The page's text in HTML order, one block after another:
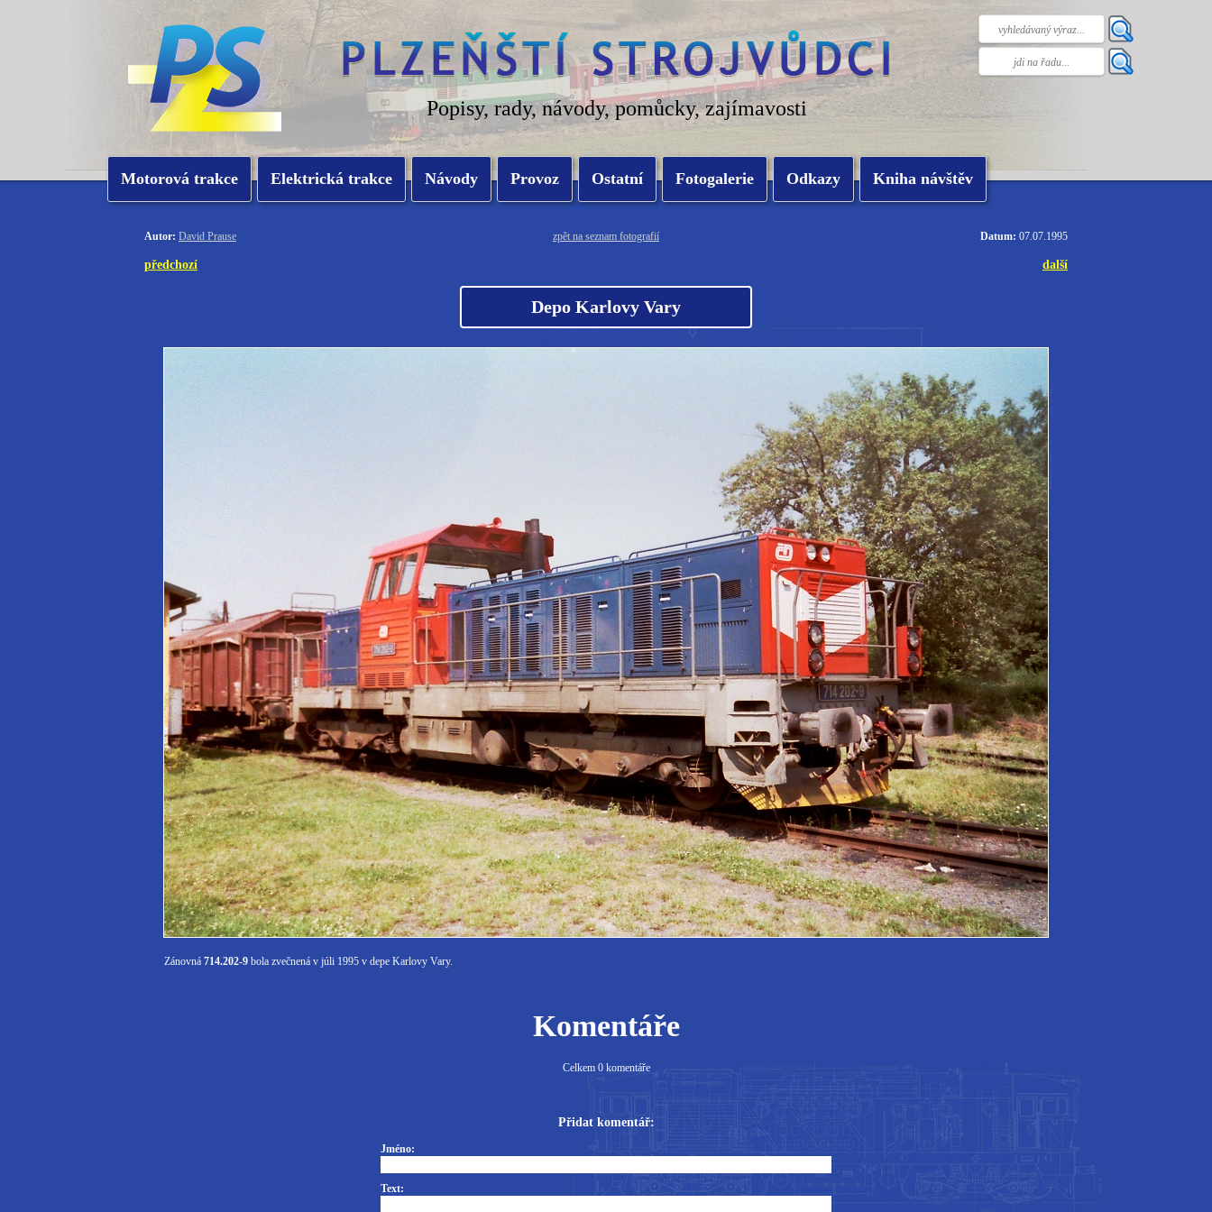
Popisy, rady, návody, pomůcky, zajímavosti
Motorová trakce Elektrická trakce Návody Provoz Ostatní Fotogalerie Odkazy Kniha návštěv
zpět na seznam fotografií
Autor: David Prause
předchozí
Datum: 07.07.1995
další
Depo Karlovy Vary
Zánovná 714.202-9 bola zvečnená v júli 1995 v depe Karlovy Vary.
Komentáře
Celkem 0 komentáře
Přidat komentář:
Jméno:
Text: